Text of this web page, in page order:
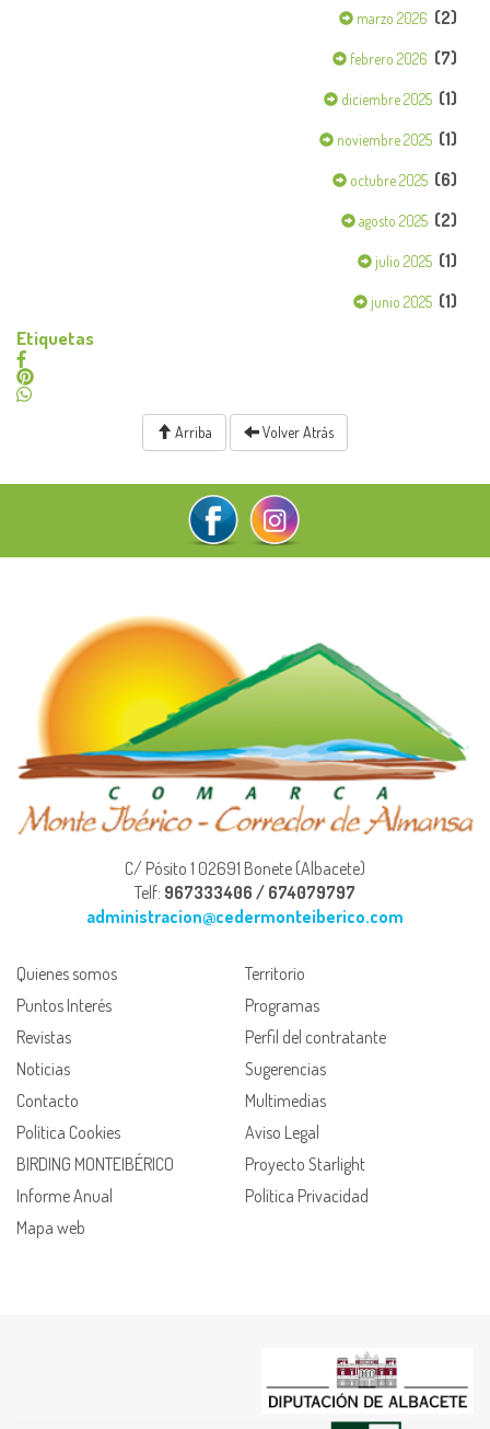
marzo 2026 (2)
febrero 2026 (7)
diciembre 2025 (1)
noviembre 2025 (1)
octubre 2025 (6)
agosto 2025 (2)
julio 2025 (1)
junio 2025 (1)
Etiquetas
Arriba Volver Atrás
C/ Pósito 1 02691 Bonete (Albacete)
Telf: 967333406 / 674079797
administracion@cedermonteiberico.com
Quienes somos
Territorio
Puntos Interés
Programas
Revistas
Perfil del contratante
Noticias
Sugerencias
Contacto
Multimedias
Política Cookies
Aviso Legal
BIRDING MONTEIBÉRICO
Proyecto Starlight
Informe Anual
Política Privacidad
Mapa web